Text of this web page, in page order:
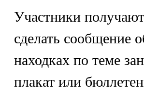
Участники
сделать сообщение
находках по теме
плакат или